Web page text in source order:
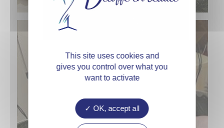
This site uses cookies and
gives you control over what you
want to activate
OK, accept all